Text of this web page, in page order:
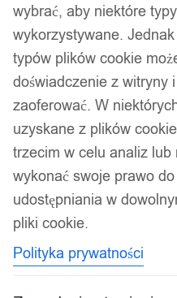
wybrać, aby niektóre
wykorzystywane.
typów plików cookie
doświadczenie z witryny
zaoferować. W
uzyskane z plików
trzecim w celu analiz
wykonać swoje prawo
udostępniania w
pliki cookie.
Polityka prywatności